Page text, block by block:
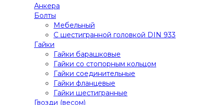
Анкера
Болты
Мебельный
С шестигранной головкой DIN 933
Гайки
Гайки барашковые
Гайки со стопорным кольцом
Гайки соединительные
Гайки фланцевые
Гайки шестигранные
Гвозди (весом)